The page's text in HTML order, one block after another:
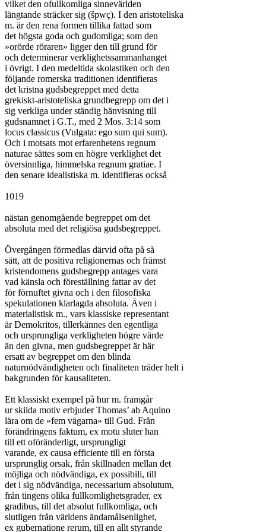
vilket den ofullkomliga sinnevärlden
längtande sträcker sig (špwç). I den aristoteliska
m. är den rena formen tillika fattad som
det högsta goda och gudomliga; som den
»orörde röraren» ligger den till grund för
och determinerar verklighetssammanhanget
i övrigt. I den medeltida skolastiken och den
följande romerska traditionen identifieras
det kristna gudsbegreppet med detta
grekiskt-aristoteliska grundbegrepp om det i
sig verkliga under ständig hänvisning till
gudsnamnet i G.T., med 2 Mos. 3:14 som
locus classicus (Vulgata: ego sum qui sum).
Och i motsats mot erfarenhetens regnum
naturae sättes som en högre verklighet det
översinnliga, himmelska regnum gratiae. I
den senare idealistiska m. identifieras också
1019
nästan genomgående begreppet om det
absoluta med det religiösa gudsbegreppet.
Övergången förmedlas därvid ofta på så
sätt, att de positiva religionernas och främst
kristendomens gudsbegrepp antages vara
vad känsla och föreställning fattar av det
för förnuftet givna och i den filosofiska
spekulationen klarlagda absoluta. Även i
materialistisk m., vars klassiske representant
är Demokritos, tillerkännes den egentliga
och ursprungliga verkligheten högre värde
än den givna, men gudsbegreppet är här
ersatt av begreppet om den blinda
naturnödvändigheten och finaliteten träder helt i
bakgrunden för kausaliteten.
Ett klassiskt exempel på hur m. framgår
ur skilda motiv erbjuder Thomas’ ab Aquino
lära om de »fem vägarna» till Gud. Från
förändringens faktum, ex motu sluter han
till ett oföränderligt, ursprungligt
varande, ex causa efficiente till en första
ursprunglig orsak, från skillnaden mellan det
möjliga och nödvändiga, ex possibili, till
det i sig nödvändiga, necessarium absolutum,
från tingens olika fullkomlighetsgrader, ex
gradibus, till det absolut fullkomliga, och
slutligen från världens ändamålsenlighet,
ex gubernatione rerum, till en allt styrande